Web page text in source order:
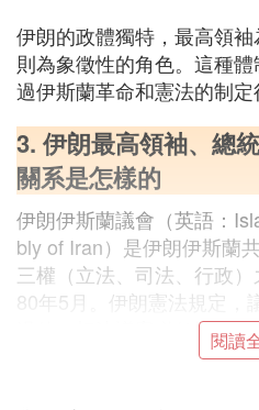
伊朗的政體獨特，最高領
則為象徵性的角色。這種
過伊斯蘭革命和憲法的制定
3. 伊朗最高領袖、總
關系是怎樣的
伊朗伊斯蘭議會（英語：
bly of Iran）是伊朗伊斯蘭
三權（立法、司法、行政
80年5月。伊朗憲法規定，
過的一切決議案必須通過
認，確保它們不違背伊斯
閱讀